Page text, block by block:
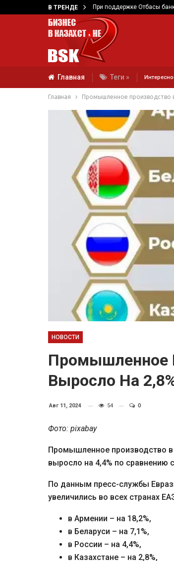
В ТРЕНДЕ При поддержке Отбасы
Главная Теги »
Главная Промышленное производство
НОВОСТИ
Промышленное
Выросло На
Авг 11, 2024 54 0
Фото: pixabay
Промышленное производство
выросло на 4,4% по
По данным пресс-службы
увеличились во всех странах
в Армении – на 18,2%,
в Беларуси – на 7,1%,
в России – на 4,4%,
в Казахстане – на 2,8%,